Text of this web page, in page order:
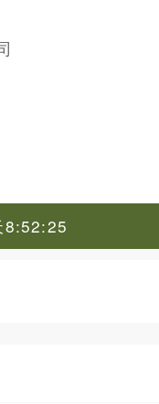
8:52:24